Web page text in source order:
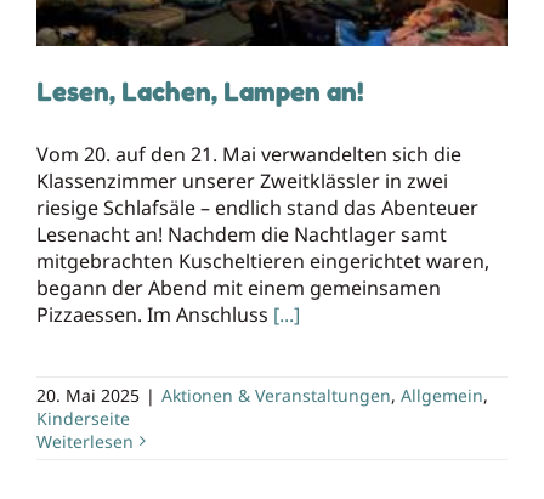
Lesen, Lachen, Lampen an!
Vom 20. auf den 21. Mai verwandelten sich die
Klassenzimmer unserer Zweitklässler in zwei
riesige Schlafsäle – endlich stand das Abenteuer
Lesenacht an! Nachdem die Nachtlager samt
mitgebrachten Kuscheltieren eingerichtet waren,
begann der Abend mit einem gemeinsamen
Pizzaessen. Im Anschluss [...]
20. Mai 2025 | Aktionen & Veranstaltungen, Allgemein,
Kinderseite
Weiterlesen